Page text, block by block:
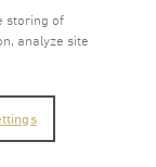
بالموجات
storing of
analyze site